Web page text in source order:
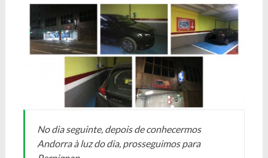
No dia seguinte, depois de conhecermos
Andorra à luz do dia, prosseguimos para